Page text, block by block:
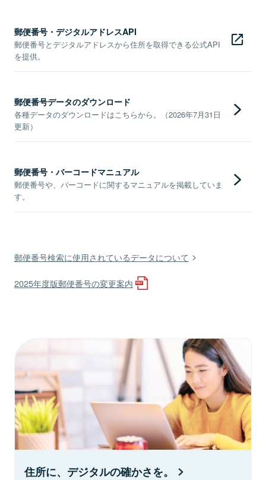
郵便番号・デジタルアドレスAPI
郵便番号とデジタルアドレスから住所を取得できる公式API
を提供。
郵便番号データのダウンロード
各種データのダウンロードはこちらから。（2026年7月31日
更新）
郵便番号・バーコードマニュアル
郵便番号や、バーコードに関するマニュアルを掲載していま
す。
郵便番号検索に使用されているデータについて
2025年度版郵便番号の変更案内
住所に、デジタルの確かさを。